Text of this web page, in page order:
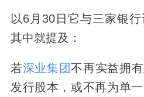
以6月30日它与三家银
其中就提及：
若深业集团不再实益拥
发行股本，或不再为单